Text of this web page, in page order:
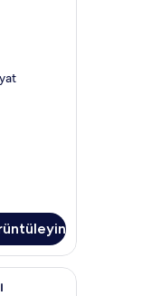
ayrı ayrı dekore edilmiş